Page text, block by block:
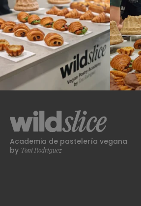
Academia de pastelería vegana
by Toni Rodríguez